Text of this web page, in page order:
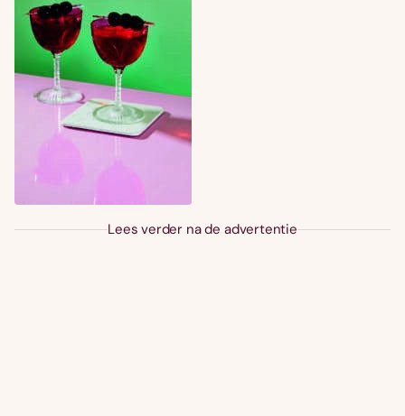
Lees verder na de advertentie